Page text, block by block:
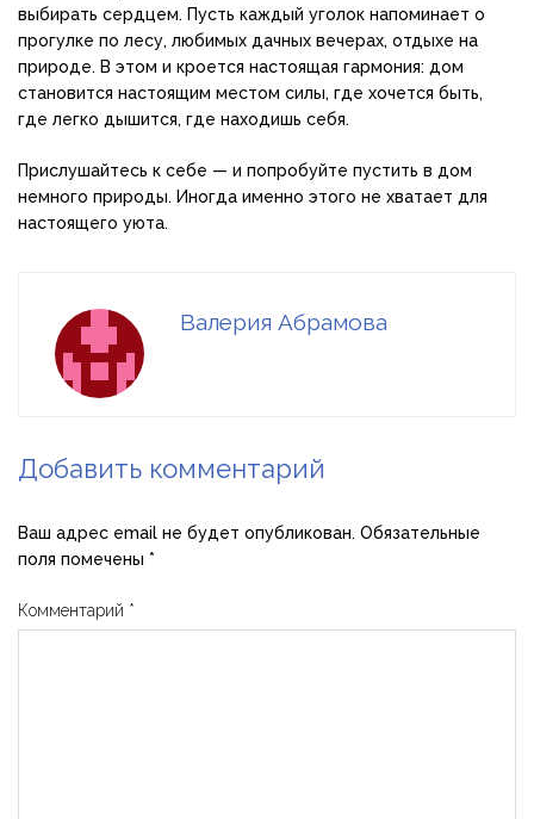
выбирать сердцем. Пусть каждый уголок напоминает о
прогулке по лесу, любимых дачных вечерах, отдыхе на
природе. В этом и кроется настоящая гармония: дом
становится настоящим местом силы, где хочется быть,
где легко дышится, где находишь себя.
Прислушайтесь к себе — и попробуйте пустить в дом
немного природы. Иногда именно этого не хватает для
настоящего уюта.
Валерия Абрамова
Добавить комментарий
Ваш адрес email не будет опубликован. Обязательные
поля помечены *
Комментарий *